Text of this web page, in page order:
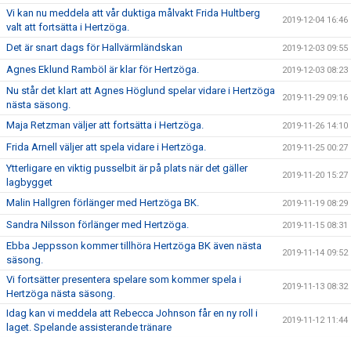
Vi kan nu meddela att vår duktiga målvakt Frida Hultberg
valt att fortsätta i Hertzöga.
2019-12-04 16:46
Det är snart dags för Hallvärmländskan 2019-12-03 09:55
Agnes Eklund Ramböl är klar för Hertzöga. 2019-12-03 08:23
Nu står det klart att Agnes Höglund spelar vidare i Hertzöga
nästa säsong.
2019-11-29 09:16
Maja Retzman väljer att fortsätta i Hertzöga. 2019-11-26 14:10
Frida Arnell väljer att spela vidare i Hertzöga. 2019-11-25 00:27
Ytterligare en viktig pusselbit är på plats när det gäller
lagbygget
2019-11-20 15:27
Malin Hallgren förlänger med Hertzöga BK. 2019-11-19 08:29
Sandra Nilsson förlänger med Hertzöga. 2019-11-15 08:31
Ebba Jeppsson kommer tillhöra Hertzöga BK även nästa
säsong.
2019-11-14 09:52
Vi fortsätter presentera spelare som kommer spela i
Hertzöga nästa säsong.
2019-11-13 08:32
Idag kan vi meddela att Rebecca Johnson får en ny roll i
laget. Spelande assisterande tränare
2019-11-12 11:44